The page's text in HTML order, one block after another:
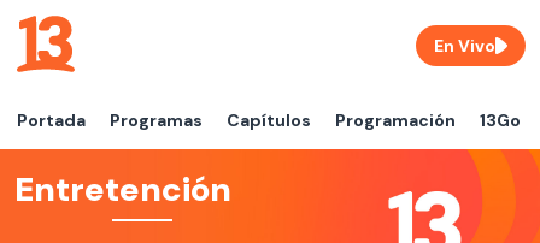
Portada Programas Capítulos Programación 13Go
En Vivo
Entretención